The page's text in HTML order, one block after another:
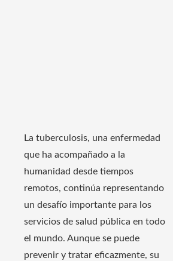
La tuberculosis, una enfermedad
que ha acompañado a la
humanidad desde tiempos
remotos, continúa representando
un desafío importante para los
servicios de salud pública en todo
el mundo. Aunque se puede
prevenir y tratar eficazmente, su